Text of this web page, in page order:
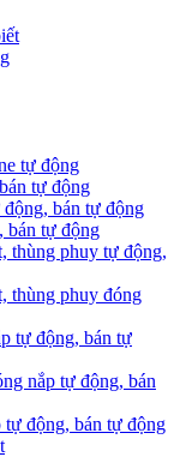
tự động
tự động
bán tự động
bán tự động
thùng phuy tự động,
thùng phuy đóng
tự động, bán tự
nắp tự động, bán
động, bán tự động